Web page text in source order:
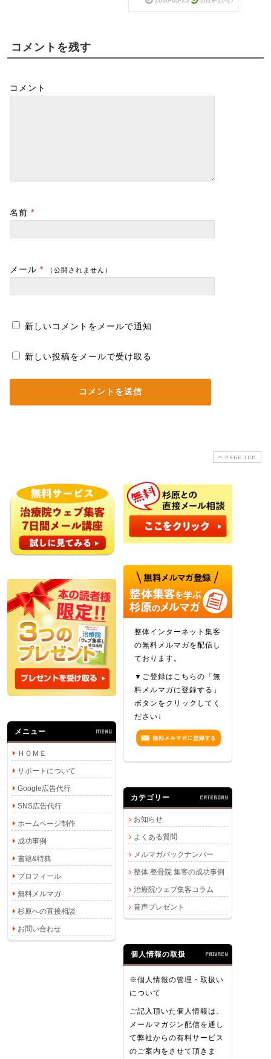
コメントを残す
コメント
名前 *
メール * （公開されません）
新しいコメントをメールで通知
新しい投稿をメールで受け取る
PAGE TOP
整体インターネット集客
の無料メルマガを配信し
ております。
▼ご登録はこちらの「無
料メルマガに登録する」
ボタンをクリックしてく
ださい↓
メニュー
MENU
ＨＯＭＥ
サポートについて
Google広告代行
SNS広告代行
ホームページ制作
成功事例
書籍&特典
プロフィール
無料メルマガ
杉原への直接相談
お問い合わせ
カテゴリー CATEGORY
お知らせ
よくある質問
メルマガバックナンバー
整体 整骨院 集客の成功事例
治療院ウェブ集客コラム
音声プレゼント
個人情報の取扱 PRIVACY
※個人情報の管理・取扱い
について
ご記入頂いた個人情報は、
メールマガジン配信を通し
て弊社からの有料サービス
のご案内をさせて頂きま